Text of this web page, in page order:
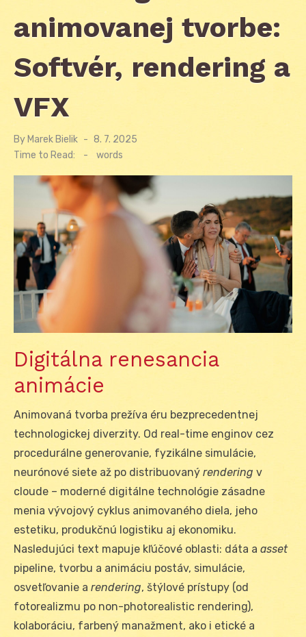
animovanej tvorbe:
Softvér, rendering a
VFX
By Marek Bielik
Posted
on
8. 7. 2025
Time to Read:
- words
Digitálna renesancia
animácie
Animovaná tvorba prežíva éru bezprecedentnej
technologickej diverzity. Od real-time enginov cez
procedurálne generovanie, fyzikálne simulácie,
neurónové siete až po distribuovaný rendering v
cloude – moderné digitálne technológie zásadne
menia vývojový cyklus animovaného diela, jeho
estetiku, produkčnú logistiku aj ekonomiku.
Nasledujúci text mapuje kľúčové oblasti: dáta a asset
pipeline, tvorbu a animáciu postáv, simulácie,
osvetľovanie a rendering, štýlové prístupy (od
fotorealizmu po non-photorealistic rendering),
kolaboráciu, farbený manažment, ako i etické a